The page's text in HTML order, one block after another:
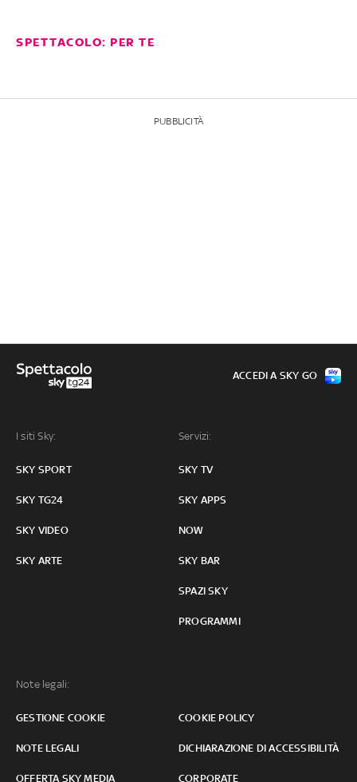
SPETTACOLO: PER TE
PUBBLICITÀ
I siti Sky:
SKY SPORT
SKY TG24
SKY VIDEO
SKY ARTE
Servizi:
SKY TV
SKY APPS
NOW
SKY BAR
SPAZI SKY
PROGRAMMI
Note legali:
GESTIONE COOKIE COOKIE POLICY
NOTE LEGALI DICHIARAZIONE DI ACCESSIBILITÀ
OFFERTA SKY MEDIA CORPORATE
ACCEDI A SKY GO